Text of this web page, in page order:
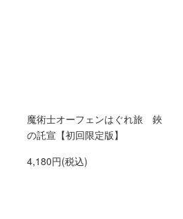
魔術士オーフェンはぐれ旅 鋏
の託宣【初回限定版】
4,180円(税込)